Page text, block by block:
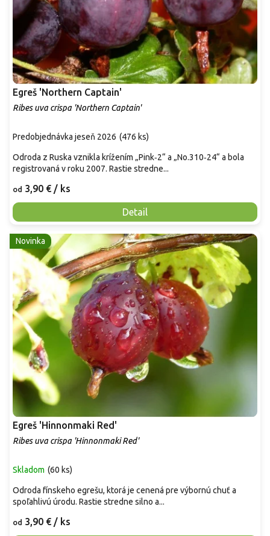
Egreš 'Northern Captain'
Ribes uva crispa 'Northern Captain'
Predobjednávka jeseň 2026 (476 ks)
od 3,90 € / ks
Detail
Odroda z Ruska vznikla krížením „Pink‑2“ a „No.310‑24“ a bola
registrovaná v roku 2007. Rastie stredne...
Novinka
Egreš 'Hinnonmaki Red'
Ribes uva crispa 'Hinnonmaki Red'
Skladom (60 ks)
od 3,90 € / ks
Odroda fínskeho egrešu, ktorá je cenená pre výbornú chuť a
spoľahlivú úrodu. Rastie stredne silno a...